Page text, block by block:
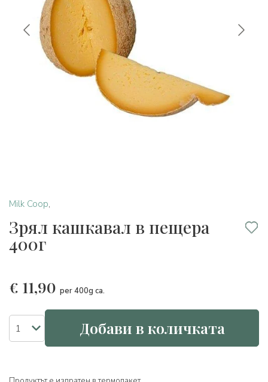
Milk Coop,
Зрял кашкавал в пещера
400г
€ 11,90 per 400g ca.
Добави в количката